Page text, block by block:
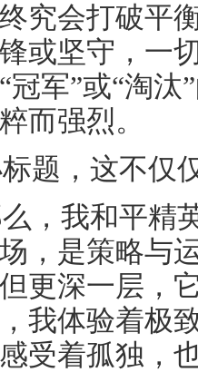
究会打破平
或坚守，一
冠军”或“淘
而强烈。
题，这不仅
，我和平精
，是策略与
更深一层，
我体验着极
受着孤独，